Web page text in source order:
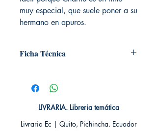
muy especial, que suele poner a su
hermano en apuros.
Ficha Técnica
Editorial: Cross Books
Idioma: Castellano
Encuadernación: Tapa blanda
ISBN: 9789584268570
Categoría: Novela Juvenil - Fantasía
LIVRARIA. Libreria temática
Livraria Ec | Quito, Pichincha. Ecuador